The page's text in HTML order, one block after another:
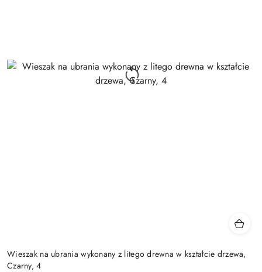
Wieszak na ubrania wykonany z litego drewna w kształcie drzewa,
Czarny, 4